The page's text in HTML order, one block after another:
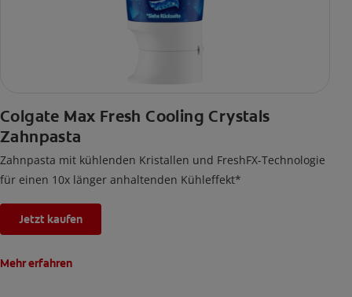
Colgate Max Fresh Cooling Crystals
Zahnpasta
Zahnpasta mit kühlenden Kristallen und FreshFX-Technologie
für einen 10x länger anhaltenden Kühleffekt*
Jetzt kaufen
Mehr erfahren